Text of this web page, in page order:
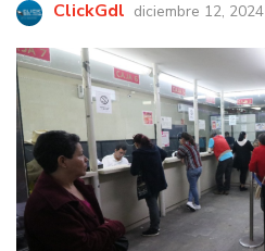
ClickGdl diciembre 12, 2024